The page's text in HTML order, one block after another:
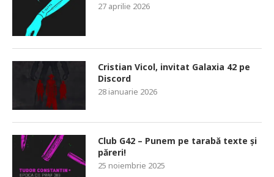
27 aprilie 2026
Cristian Vicol, invitat Galaxia 42 pe
Discord
28 ianuarie 2026
Club G42 – Punem pe tarabă texte și
păreri!
25 noiembrie 2025